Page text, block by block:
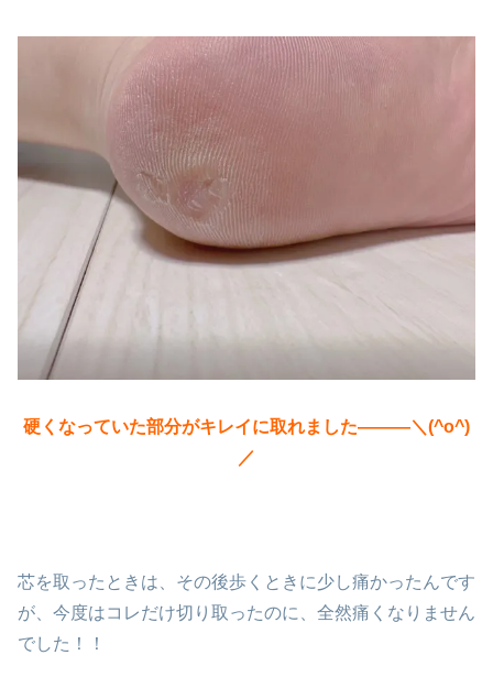
硬くなっていた部分がキレイに取れました―――＼(^o^)
／
芯を取ったときは、その後歩くときに少し痛かったんです
が、今度はコレだけ切り取ったのに、全然痛くなりません
でした！！